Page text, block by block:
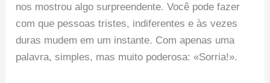
nos mostrou algo surpreendente. Você pode fazer
com que pessoas tristes, indiferentes e às vezes
duras mudem em um instante. Com apenas uma
palavra, simples, mas muito poderosa: «Sorria!».